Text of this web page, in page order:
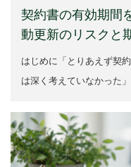
契約書の有効期間
動更新のリスクと
はじめに「とりあえず契
は深く考えていなかっ